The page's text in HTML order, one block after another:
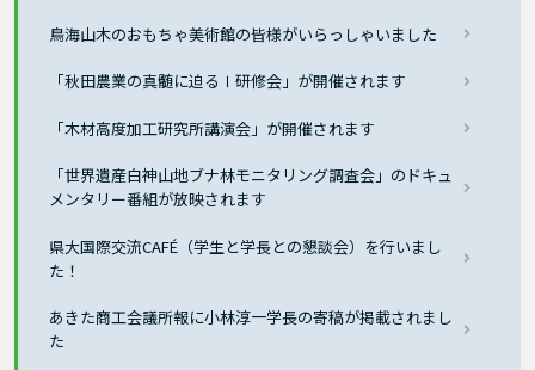
鳥海山木のおもちゃ美術館の皆様がいらっしゃいました
「秋田農業の真髄に迫るⅠ研修会」が開催されます
「木材高度加工研究所講演会」が開催されます
「世界遺産白神山地ブナ林モニタリング調査会」のドキュ
メンタリー番組が放映されます
県大国際交流CAFÉ（学生と学長との懇談会）を行いまし
た！
あきた商工会議所報に小林淳一学長の寄稿が掲載されまし
た